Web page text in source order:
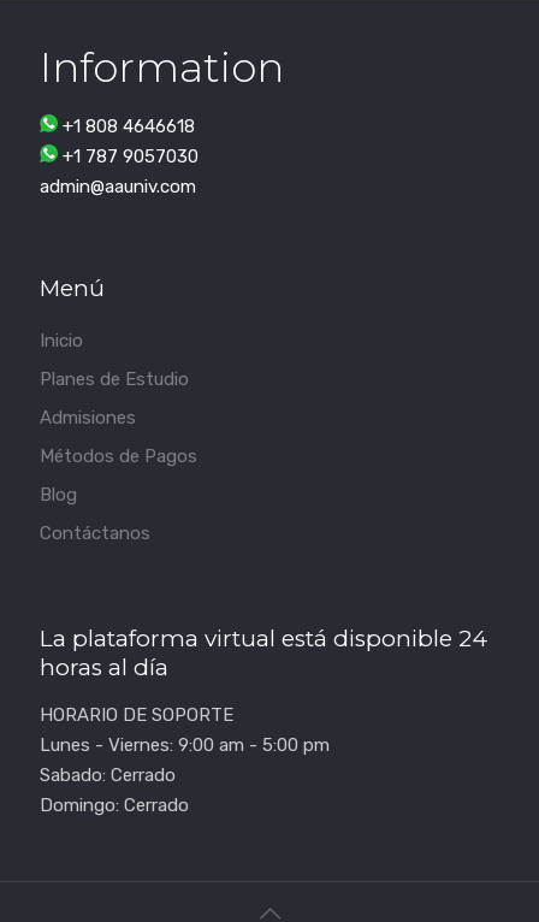
Information
+1 808 4646618
+1 787 9057030
admin@aauniv.com
Menú
Inicio
Planes de Estudio
Admisiones
Métodos de Pagos
Blog
Contáctanos
La plataforma virtual está disponible 24
horas al día
HORARIO DE SOPORTE
Lunes - Viernes: 9:00 am - 5:00 pm
Sabado: Cerrado
Domingo: Cerrado